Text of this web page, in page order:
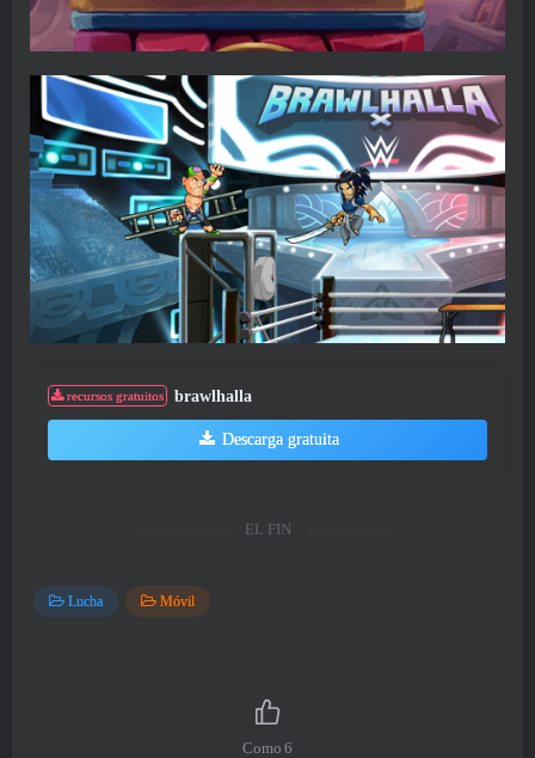
recursos gratuitos brawlhalla
Descarga gratuita
EL FIN
Lucha Móvil
Como 6